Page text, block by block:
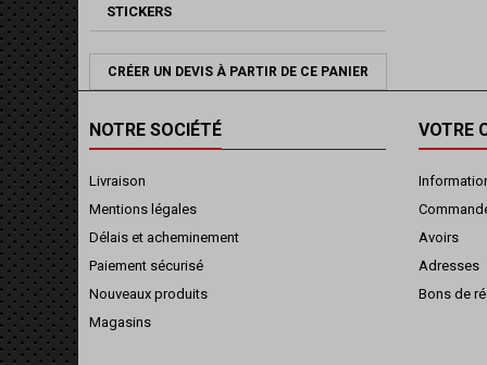
STICKERS
CRÉER UN DEVIS À PARTIR DE CE PANIER
NOTRE SOCIÉTÉ
Livraison
Mentions légales
Délais et acheminement
Paiement sécurisé
Nouveaux produits
Magasins
VOTRE
Avoirs
Adresses
Bons de